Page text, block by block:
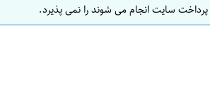
پرداخت سایت انجام می شوند را نمی پذیرد.